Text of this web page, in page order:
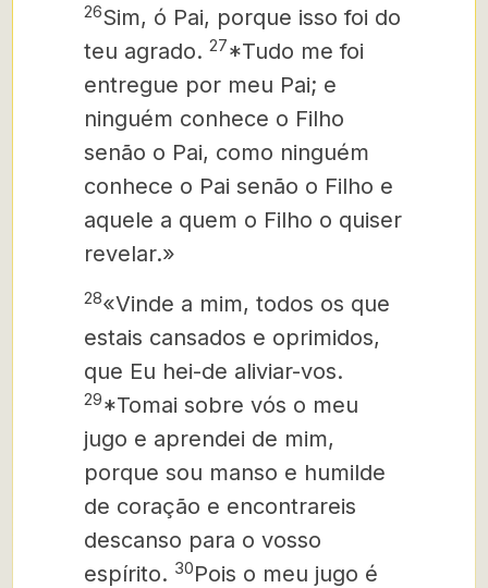
26Sim, ó Pai, porque isso foi do
teu agrado. 27*Tudo me foi
entregue por meu Pai; e
ninguém conhece o Filho
senão o Pai, como ninguém
conhece o Pai senão o Filho e
aquele a quem o Filho o quiser
revelar.»
28«Vinde a mim, todos os que
estais cansados e oprimidos,
que Eu hei-de aliviar-vos.
29*Tomai sobre vós o meu
jugo e aprendei de mim,
porque sou manso e humilde
de coração e encontrareis
descanso para o vosso
espírito. 30Pois o meu jugo é